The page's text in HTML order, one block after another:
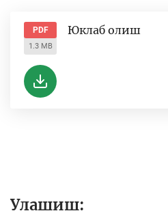
PDF
1.3 MB
Юклаб олиш
Улашиш: